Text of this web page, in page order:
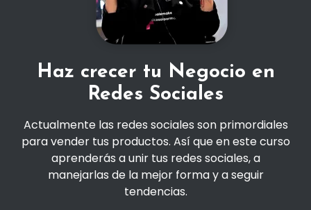
Haz crecer tu Negocio en
Redes Sociales
Actualmente las redes sociales son primordiales
para vender tus productos. Así que en este curso
aprenderás a unir tus redes sociales, a
manejarlas de la mejor forma y a seguir
tendencias.